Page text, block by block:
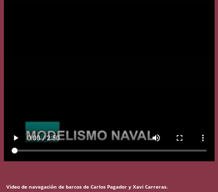
Video de navegación de barcos de Carlos Pagador y Xavi Carreras.